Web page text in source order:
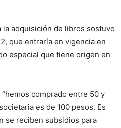
adquisición de libros sostuvo
que entraría en vigencia en
especial que tiene origen en
comprado entre 50 y
es de 100 pesos. Es
se reciben subsidios para